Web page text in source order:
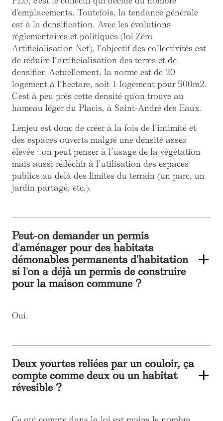
d'emplacements. Toutefois, la tendance générale
est à la densification. Avec les évolutions
réglementaires et politiques (loi Zéro
Artificialisation Net), l’objectif des collectivités est
de réduire l’artificialisation des terres et de
densifier. Actuellement, la norme est de 20
logement à l’hectare, soit 1 logement pour 500m2.
C'est à peu près cette densité qu'on trouve au
hameau léger du Placis, à Saint-André des Eaux.
L'enjeu est donc de créer à la fois de l’intimité et
des espaces ouverts malgré une densité assez
élevée : on peut penser à l’usage de la végétation
mais aussi réfléchir à l’utilisation des espaces
publics au delà des limites du terrain (un parc, un
jardin partagé, etc.).
Peut-on demander un permis
d'aménager pour des habitats
démonables permanents d'habitation
si l'on a déjà un permis de construire
pour la maison commune ?
Oui.
Deux yourtes reliées par un couloir, ça
compte comme deux ou un habitat
révesible ?